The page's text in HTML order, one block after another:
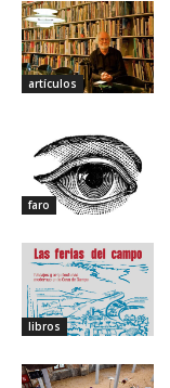
artículos
faro
libros